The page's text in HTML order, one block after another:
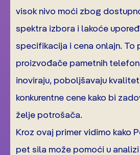
visok nivo moći zbog
spektra izbora i lakoće
specifikacija i cena onlajn. To
proizvođače pametnih
inoviraju, poboljšavaju
konkurentne cene kako bi
želje potrošača.
Kroz ovaj primer vidimo kako
pet sila može pomoći u